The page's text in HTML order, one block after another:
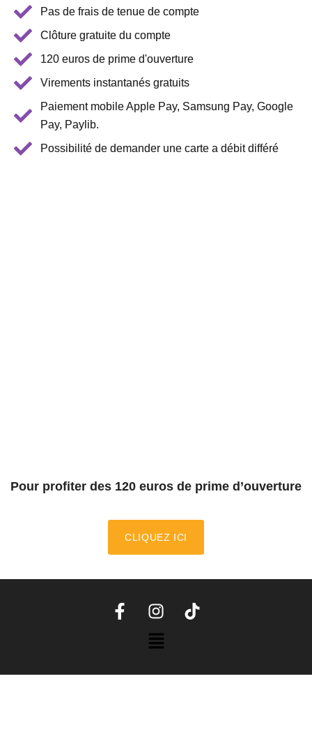
Pas de frais de tenue de compte
Clôture gratuite du compte
120 euros de prime d'ouverture
Virements instantanés gratuits
Paiement mobile Apple Pay, Samsung Pay, Google
Pay, Paylib.
Possibilité de demander une carte a débit différé
Pour profiter des 120 euros de prime d’ouverture
CLIQUEZ ICI